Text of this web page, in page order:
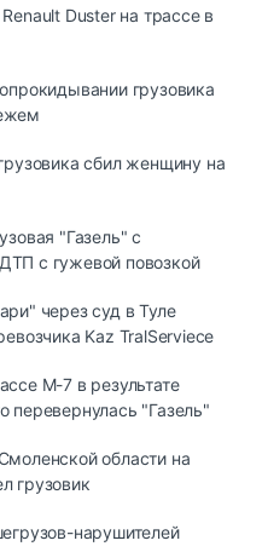
Duster на трассе в
грузовика
сбил женщину на
"Газель" с
с гужевой повозкой
через суд в Туле
Kaz TralServiece
М-7 в результате
перевернулась "Газель"
области на
грузовик
нарушителей